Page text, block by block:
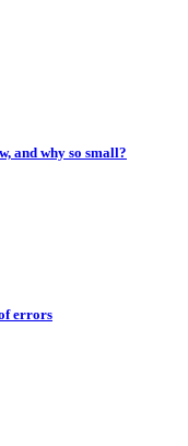
and why so small?
errors